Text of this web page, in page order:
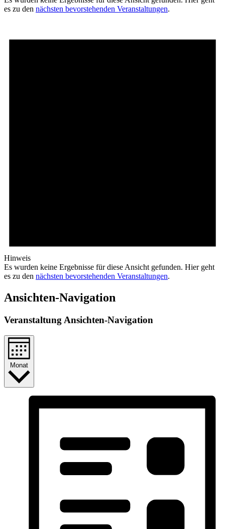
es zu den nächsten bevorstehenden Veranstaltungen.
Hinweis
Es wurden keine Ergebnisse für diese Ansicht gefunden. Hier geht
es zu den nächsten bevorstehenden Veranstaltungen.
Ansichten-Navigation
Veranstaltung Ansichten-Navigation
Monat